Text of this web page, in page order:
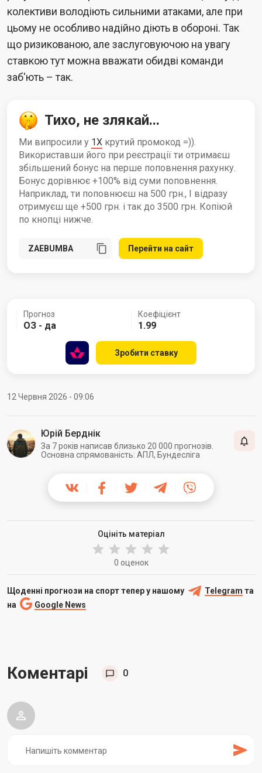
колективи володіють сильними атаками, але при
цьому не особливо надійно діють в обороні. Так
що ризикованою, але заслуговуючою на увагу
ставкою тут можна вважати обидві команди
заб'ють – так.
Тихо, не злякай...
Ми випросили у 1X крутий промокод =)).
Використавши його при реєстрації ти отримаєш
збільшений бонус на перше поповнення рахунку.
Бонус дорівнює +100% від суми поповнення.
Наприклад, ти поповнюєш на 500 грн., І відразу
отримуєш ще +500 грн. і так до 3500 грн. Копіюй
по кнопці нижче.
Перейти на сайт
Прогноз
ОЗ - да
Коефіцієнт
1.99
Зробити ставку
12 Червня 2026 - 09:06
Юрій Берднік
За 7 років написав близько 20 000 прогнозів.
Основна спрямованість: АПЛ, Бундесліга
Оцініть матеріал
0 оценок
Щоденні прогнози на спорт тепер у нашому Telegram та
на
Google News
Коментарі 0